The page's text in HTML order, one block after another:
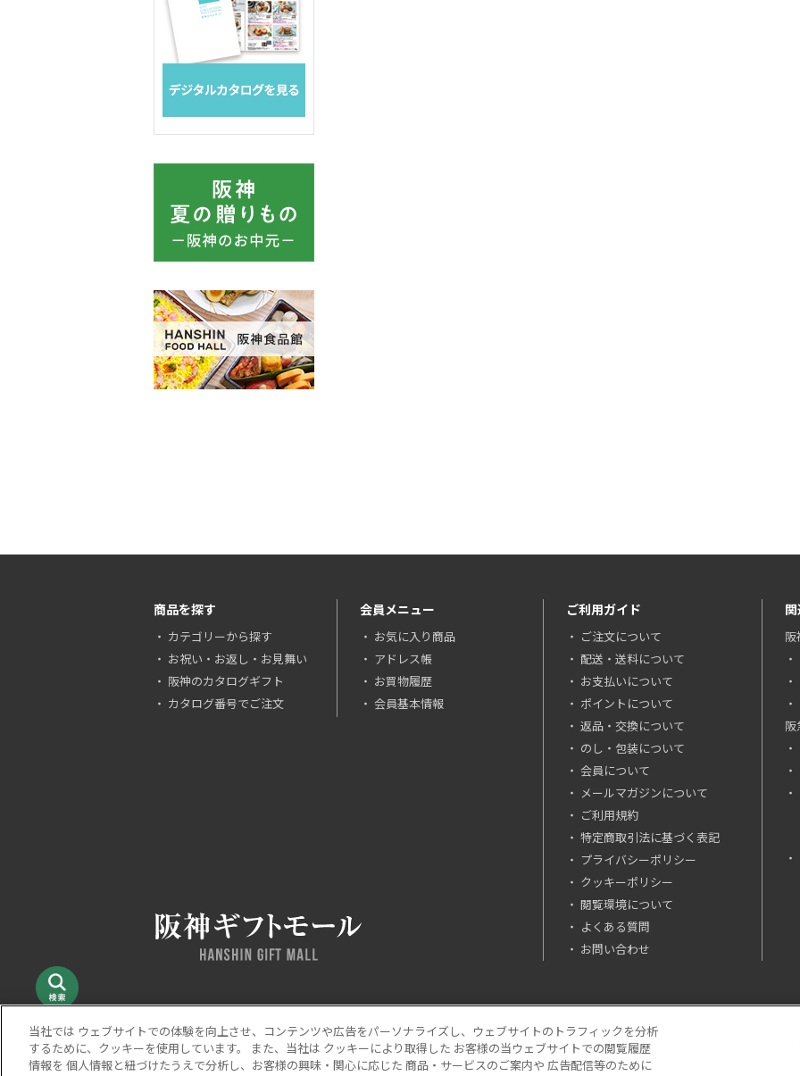
商品を探す
カテゴリーから探す
お祝い・お返し・お見舞い
阪神のカタログギフト
カタログ番号でご注文
会員メニュー
お気に入り商品
アドレス帳
お買物履歴
会員基本情報
ご利用ガイド
ご注文について
配送・送料について
お支払いについて
ポイントについて
返品・交換について
のし・包装について
会員について
メールマガジンについて
ご利用規約
特定商取引法に基づく表記
プライバシーポリシー
クッキーポリシー
閲覧環境について
よくある質問
お問い合わせ
阪
阪
当サイトの表示価格は個別に税込・税抜等の記載がない場合は「税込価格」です。
Copyright © HANKYU HANSHIN DEPARTMENT STORES, INC. All Rights Reserved.
当社では ウェブサイトでの体験を向上させ、コンテンツや広告をパーソナライズし、ウェブサイトのトラフィックを分析
するために、クッキーを使用しています。 また、当社は クッキーにより取得した お客様の当ウェブサイトでの閲覧履歴
情報を 個人情報と紐づけたうえで分析し、お客様の興味・関心に応じた 商品・サービスのご案内や 広告配信等のために